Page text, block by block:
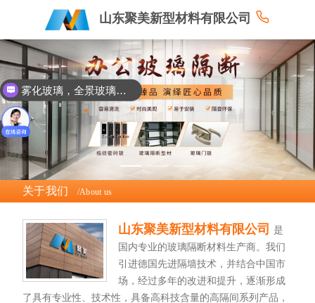
山东聚美新型材料有限公司
关于我们 /About us
山东聚美新型材料有限公司
是
国内专业的玻璃隔断材料生产商。我们
引进德国先进隔墙技术，并结合中国市
场，经过多年的改进和提升，逐渐形成
了具有专业性、技术性，具备高科技含量的高隔间系列产品，